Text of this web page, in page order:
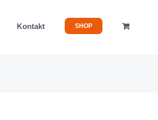
Kontakt SHOP